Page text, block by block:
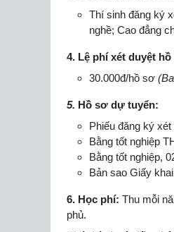
Thí sinh đăng ký
nghề; Cao đẳng
4. Lệ phí xét duyệt
30.000đ/hồ sơ
5. Hồ sơ dự tuyển:
Phiếu đăng ký
Bằng tốt nghiệp
Bằng tốt nghiệp,
Bản sao Giấy
6. Học phí: Thu mỗi
phủ.